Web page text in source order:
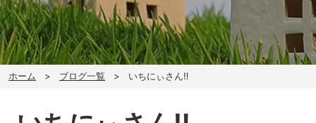
ホーム ブログ一覧 いちにぃさん‼